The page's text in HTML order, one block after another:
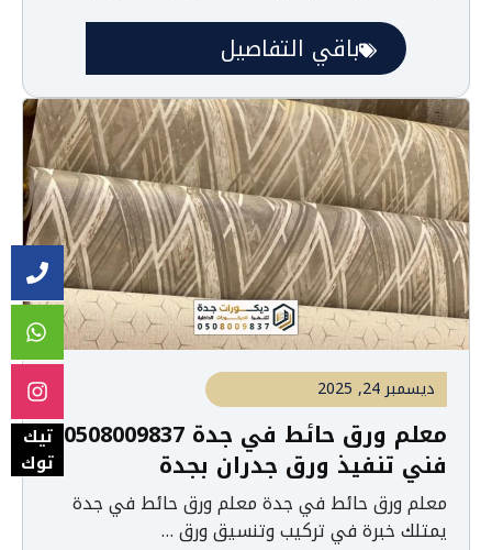
تيك
توك
باقي التفاصيل
ديسمبر 24, 2025
معلم ورق حائط في جدة 0508009837
فني تنفيذ ورق جدران بجدة
معلم ورق حائط في جدة معلم ورق حائط في جدة
يمتلك خبرة في تركيب وتنسيق ورق …